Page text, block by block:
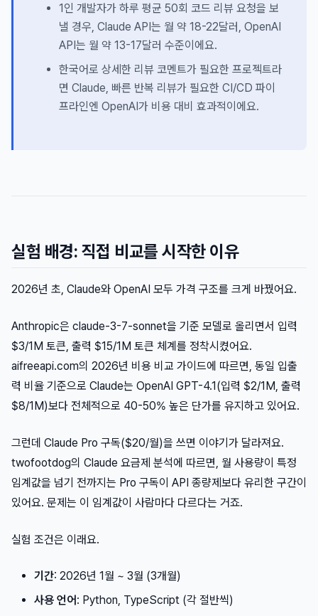
1인 개발자가 하루 평균 50회 코드 리뷰 요청을 보
낼 경우, Claude API는 월 약 18-22달러, OpenAI
API는 월 약 13-17달러 수준이에요.
한국어로 상세한 리뷰 코멘트가 필요한 프로젝트라
면 Claude, 빠른 반복 리뷰가 필요한 CI/CD 파이
프라인엔 OpenAI가 비용 대비 효과적이에요.
실험 배경: 직접 비교를 시작한 이유
2026년 초, Claude와 OpenAI 모두 가격 구조를 크게 바꿨어요.
Anthropic은 claude-3-7-sonnet을 기준 모델로 올리면서 입력
$3/1M 토큰, 출력 $15/1M 토큰 체계를 정착시켰어요.
aifreeapi.com의 2026년 비용 비교 가이드에 따르면, 동일 입출
력 비율 기준으로 Claude는 OpenAI GPT-4.1(입력 $2/1M, 출력
$8/1M)보다 전체적으로 40-50% 높은 단가를 유지하고 있어요.
그런데 Claude Pro 구독($20/월)을 쓰면 이야기가 달라져요.
twofootdog의 Claude 요금제 분석에 따르면, 월 사용량이 특정
임계값을 넘기 전까지는 Pro 구독이 API 종량제보다 유리한 구간이
있어요. 문제는 이 임계값이 사람마다 다르다는 거죠.
실험 조건은 이래요.
기간: 2026년 1월 ~ 3월 (3개월)
사용 언어: Python, TypeScript (각 절반씩)